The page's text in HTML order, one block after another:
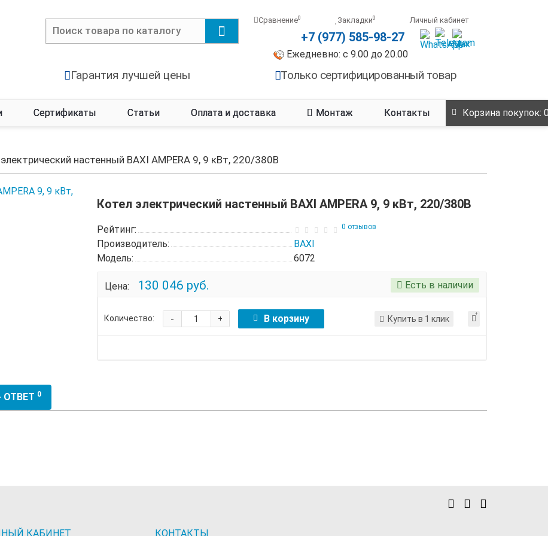
Сравнение0 Закладки0 Личный кабинет
+7 (977) 585-98-27
Ежедневно: с 9.00 до 20.00
Гарантия лучшей цены Только сертифицированный товар
Сертификаты Статьи Оплата и доставка Монтаж Контакты Корзина покупок:
настенный BAXI AMPERA 9, 9 кВт, 220/380В
Котел электрический настенный BAXI AMPERA 9, 9 кВт, 220/380В
Рейтинг: 0 отзывов
Производитель:
BAXI
Модель:
6072
Цена: 130 046 руб. Есть в наличии
Количество: +
- В корзину Купить в 1 клик
ОТВЕТ 0
КАБИНЕТ КОНТАКТЫ